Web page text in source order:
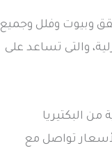
وبيوت وفلل وجميع
والتى تساعد على
البكتيريا
تواصل مع